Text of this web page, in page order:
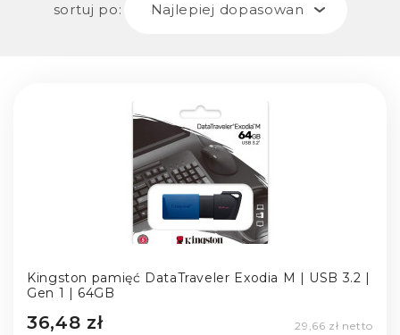
sortuj po: Najlepiej dopasowane
Kingston pamięć DataTraveler Exodia M | USB 3.2 |
Gen 1 | 64GB
36,48 zł 29,66 zł netto